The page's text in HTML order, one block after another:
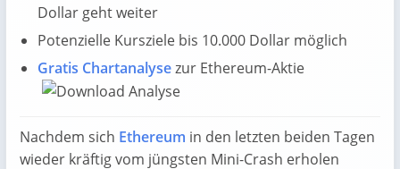
Dollar geht weiter
Potenzielle Kursziele bis 10.000 Dollar möglich
Gratis Chartanalysezur Ethereum-Aktie
Nachdem sich Ethereum in den letzten beiden Tagen
wieder kräftig vom jüngsten Mini-Crash erholen